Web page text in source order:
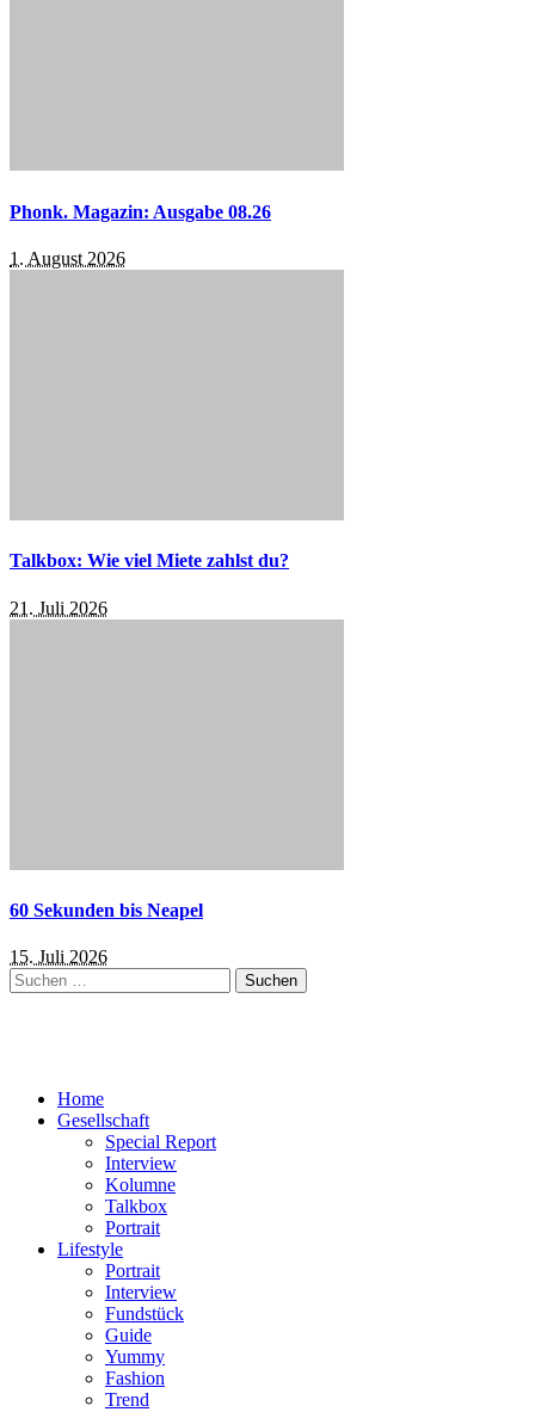
Phonk. Magazin: Ausgabe 08.26
1. August 2026
Talkbox: Wie viel Miete zahlst du?
21. Juli 2026
60 Sekunden bis Neapel
15. Juli 2026
Suchen
nach:
Home
Gesellschaft
Special Report
Interview
Kolumne
Talkbox
Portrait
Lifestyle
Portrait
Interview
Fundstück
Guide
Yummy
Fashion
Trend